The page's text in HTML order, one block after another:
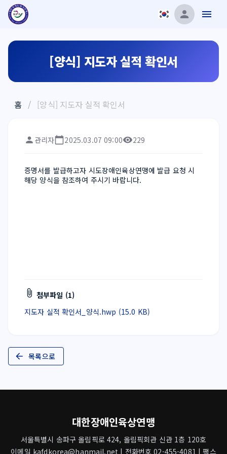
[양식] 지도자 실적 확인서
홈 / [양식] 지도자 실적 확인서
관리자 2025.03.07 09:00 229
증명서를 발급하고자 시도장애인육상연맹에 발급 요청 시
해당 양식을 참조하여 주시기 바랍니다.
첨부파일 (1)
지도자 실적 확인서_양식.hwp (15.0 KB)
목록으로
대한장애인육상연맹
서울특별시 송파구 올림픽로 424, 올림픽회관 신관 1층 120호
이메일 kafdkorea@hanmail.net | 전화번호 02-455-4081 | 팩스